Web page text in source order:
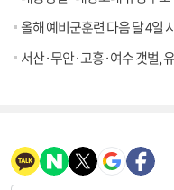
올해 예비군훈련 다음 달 4일
서산·무안·고흥·여수 갯벌, 유네